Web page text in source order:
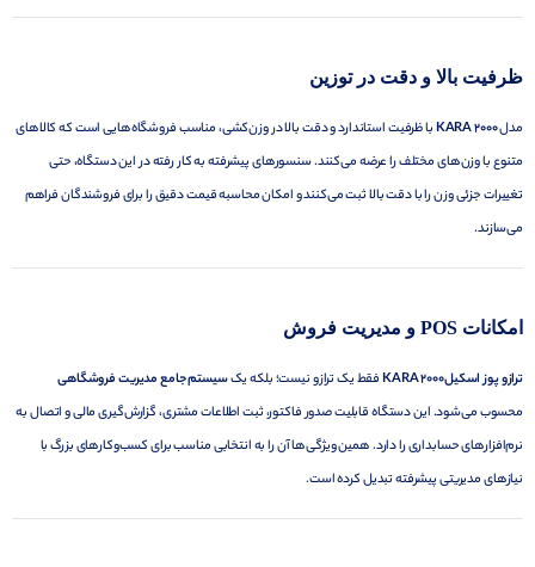
ظرفیت بالا و دقت در توزین
مدلKARA 2000با ظرفیت استاندارد و دقت بالا در وزن‌کشی، مناسب فروشگاه‌هایی است که کالاهای
متنوع با وزن‌های مختلف را عرضه می‌کنند. سنسورهای پیشرفته به کار رفته در این دستگاه، حتی
تغییرات جزئی وزن را با دقت بالا ثبت می‌کنند و امکان محاسبه قیمت دقیق را برای فروشندگان فراهم
می‌سازند.
امکانات POS و مدیریت فروش
ترازو پوز اسکیلKARA 2000 فقط یک ترازو نیست؛ بلکه یکسیستم جامع مدیریت فروشگاهی
محسوب می‌شود. این دستگاه قابلیت صدور فاکتور، ثبت اطلاعات مشتری، گزارش‌گیری مالی و اتصال به
نرم‌افزارهای حسابداری را دارد. همین ویژگی‌ها آن را به انتخابی مناسب برای کسب‌وکارهای بزرگ با
نیازهای مدیریتی پیشرفته تبدیل کرده است.